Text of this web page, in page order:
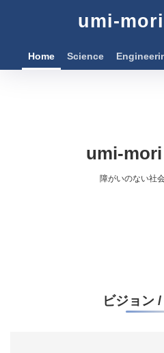
umi-
Home Science
umi-
障がいのない社
ビジョン